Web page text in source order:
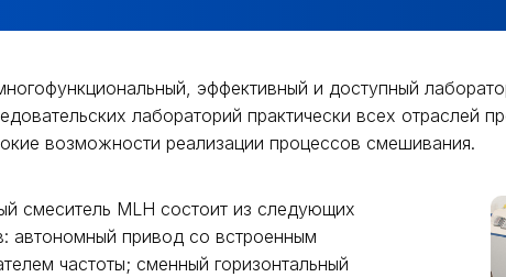
эффективный и доступный
лабораторий практически всех отраслей
возможности реализации процессов смешивания.
смеситель MLH состоит из следующих
автономный привод со встроенным
частоты; сменный горизонтальный